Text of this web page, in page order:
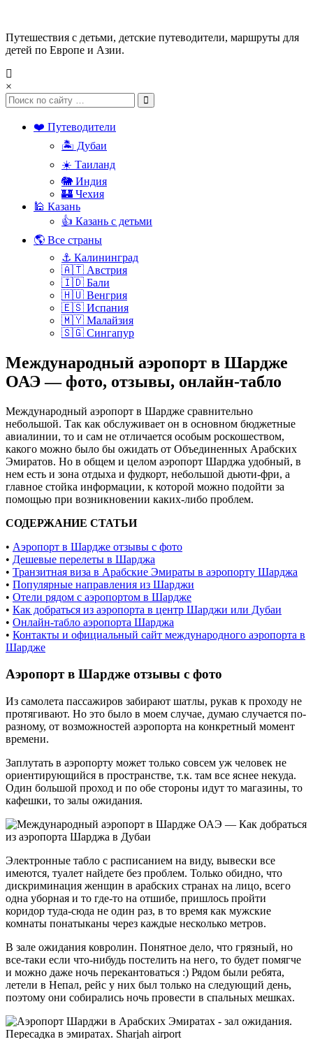
Путешествия с детьми, детские путеводители, маршруты для
детей по Европе и Азии.
×
❤️ Путеводители
🏝️ Дубаи
☀️ Таиланд
🐘 Индия
🏰 Чехия
🕌 Казань
👍 Казань с детьми
🌎 Все страны
⚓ Калининград
🇦🇹 Австрия
🇮🇩 Бали
🇭🇺 Венгрия
🇪🇸 Испания
🇲🇾 Малайзия
🇸🇬 Сингапур
Международный аэропорт в Шардже
ОАЭ — фото, отзывы, онлайн-табло
Международный аэропорт в Шардже сравнительно
небольшой. Так как обслуживает он в основном бюджетные
авиалинии, то и сам не отличается особым роскошеством,
какого можно было бы ожидать от Объединенных Арабских
Эмиратов. Но в общем и целом аэропорт Шарджа удобный, в
нем есть и зона отдыха и фудкорт, небольшой дьюти-фри, а
главное стойка информации, к которой можно подойти за
помощью при возникновении каких-либо проблем.
СОДЕРЖАНИЕ СТАТЬИ
• Аэропорт в Шардже отзывы с фото
• Дешевые перелеты в Шарджа
• Транзитная виза в Арабские Эмираты в аэропорту Шарджа
• Популярные направления из Шарджи
• Отели рядом с аэропортом в Шардже
• Как добраться из аэропорта в центр Шарджи или Дубаи
• Онлайн-табло аэропорта Шарджа
• Контакты и официальный сайт международного аэропорта в
Шардже
Аэропорт в Шардже отзывы с фото
Из самолета пассажиров забирают шатлы, рукав к проходу не
протягивают. Но это было в моем случае, думаю случается по-
разному, от возможностей аэропорта на конкретный момент
времени.
Заплутать в аэропорту может только совсем уж человек не
ориентирующийся в пространстве, т.к. там все яснее некуда.
Один большой проход и по обе стороны идут то магазины, то
кафешки, то залы ожидания.
Электронные табло с расписанием на виду, вывески все
имеются, туалет найдете без проблем. Только обидно, что
дискриминация женщин в арабских странах на лицо, всего
одна уборная и то где-то на отшибе, пришлось пройти
коридор туда-сюда не один раз, в то время как мужские
комнаты понатыканы через каждые несколько метров.
В зале ожидания ковролин. Понятное дело, что грязный, но
все-таки если что-нибудь постелить на него, то будет помягче
и можно даже ночь перекантоваться :) Рядом были ребята,
летели в Непал, рейс у них был только на следующий день,
поэтому они собирались ночь провести в спальных мешках.